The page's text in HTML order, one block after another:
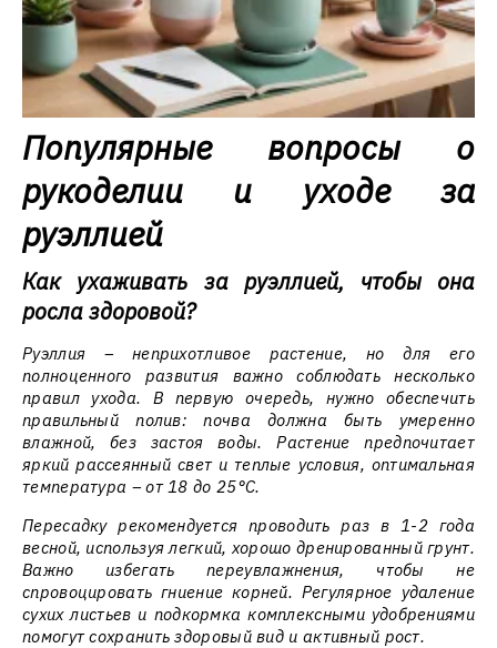
Популярные вопросы о
рукоделии и уходе за
руэллией
Как ухаживать за руэллией, чтобы она
росла здоровой?
Руэллия – неприхотливое растение, но для его
полноценного развития важно соблюдать несколько
правил ухода. В первую очередь, нужно обеспечить
правильный полив: почва должна быть умеренно
влажной, без застоя воды. Растение предпочитает
яркий рассеянный свет и теплые условия, оптимальная
температура – от 18 до 25°C.
Пересадку рекомендуется проводить раз в 1-2 года
весной, используя легкий, хорошо дренированный грунт.
Важно избегать переувлажнения, чтобы не
спровоцировать гниение корней. Регулярное удаление
сухих листьев и подкормка комплексными удобрениями
помогут сохранить здоровый вид и активный рост.